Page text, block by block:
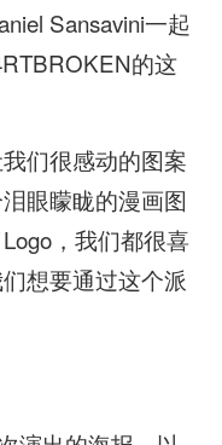
Sansavini一起
的这
们很感动的图案
眼矇眬的漫画图
，我们都很喜
想要通过这个派